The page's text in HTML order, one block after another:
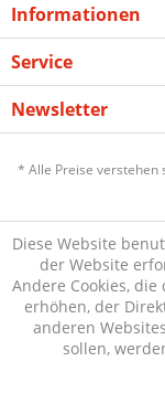
Informationen
Service
Newsletter
* Alle Preise verstehen
Diese Website
der Website
Andere Cookies,
erhöhen, der
anderen
sollen,